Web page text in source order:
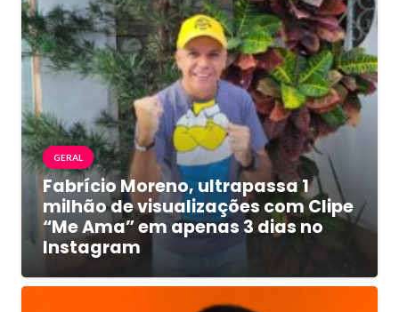
GERAL
Fabrício Moreno, ultrapassa 1
milhão de visualizações com Clipe
“Me Ama” em apenas 3 dias no
Instagram